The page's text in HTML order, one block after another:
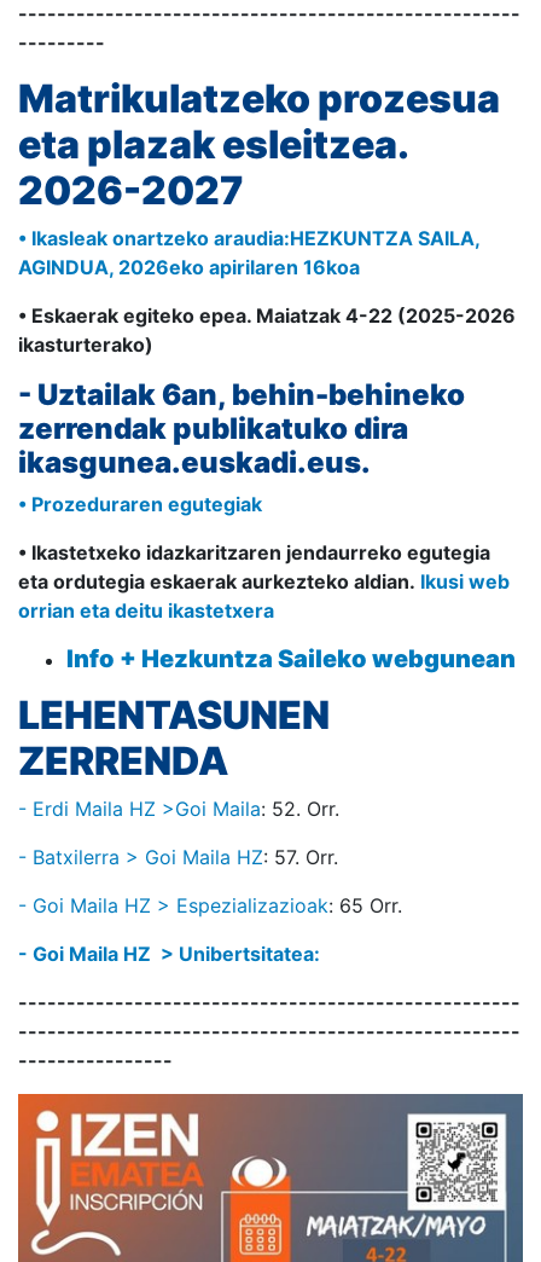
----------------------------------------------------
---------
Matrikulatzeko prozesua
eta plazak esleitzea.
2026-2027
• Ikasleak onartzeko araudia:HEZKUNTZA SAILA,
AGINDUA, 2026eko apirilaren 16koa
• Eskaerak egiteko epea. Maiatzak 4-22 (2025-2026
ikasturterako)
- Uztailak 6an, behin-behineko
zerrendak publikatuko dira
ikasgunea.euskadi.eus.
• Prozeduraren egutegiak
• Ikastetxeko idazkaritzaren jendaurreko egutegia
eta ordutegia eskaerak aurkezteko aldian. Ikusi web
orrian eta deitu ikastetxera
Info + Hezkuntza Saileko webgunean
LEHENTASUNEN
ZERRENDA
- Erdi Maila HZ >Goi Maila: 52. Orr.
- Batxilerra > Goi Maila HZ: 57. Orr.
- Goi Maila HZ > Espezializazioak: 65 Orr.
- Goi Maila HZ > Unibertsitatea:
----------------------------------------------------
----------------------------------------------------
----------------